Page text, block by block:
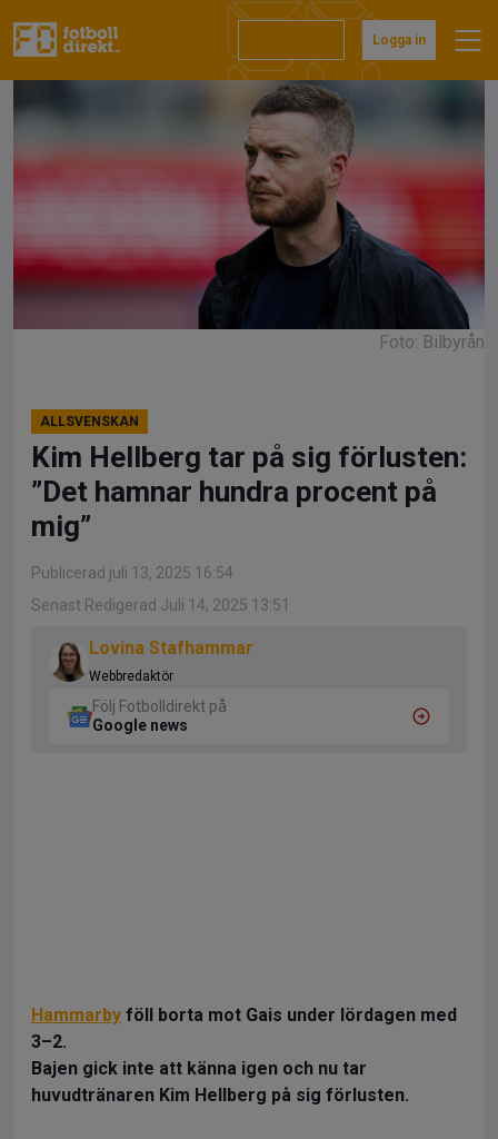
till
Logga in
Foto: Bilbyrån
ALLSVENSKAN
Kim Hellberg tar på sig förlusten:
”Det hamnar hundra procent på
mig”
Publicerad juli 13, 2025 16:54
Senast Redigerad Juli 14, 2025 13:51
Lovina Stafhammar
Webbredaktör
Följ Fotbolldirekt på
Google news
Hammarby föll borta mot Gais under lördagen med
3–2.
Bajen gick inte att känna igen och nu tar
huvudtränaren Kim Hellberg på sig förlusten.